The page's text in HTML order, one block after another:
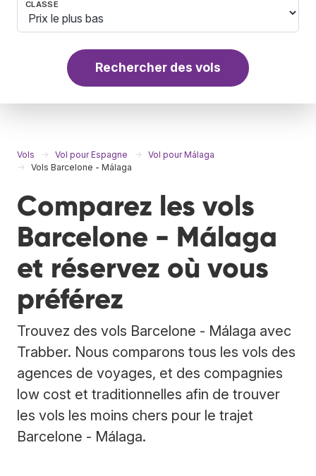
CLASSE
Rechercher des vols
Vols Vol pour Espagne
Vol pour Málaga
Vols Barcelone - Málaga
Comparez les vols
Barcelone - Málaga
et réservez où vous
préférez
Trouvez des vols Barcelone - Málaga avec
Trabber. Nous comparons tous les vols des
agences de voyages, et des compagnies
low cost et traditionnelles afin de trouver
les vols les moins chers pour le trajet
Barcelone - Málaga.